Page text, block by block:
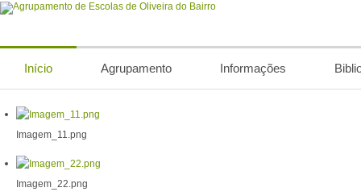
Início Agrupamento Informações
Imagem_11.png
Imagem_22.png